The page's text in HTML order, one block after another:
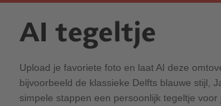
AI tegeltje
Upload je favoriete foto en laat AI deze
bijvoorbeeld de klassieke Delfts blauwe stijl,
simpele stappen een persoonlijk tegeltje